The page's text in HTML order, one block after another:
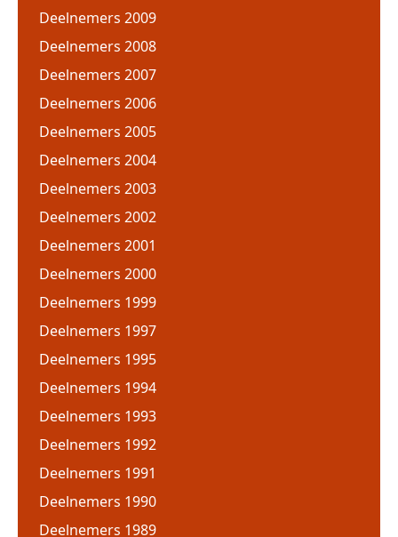
Deelnemers 2009
Deelnemers 2008
Deelnemers 2007
Deelnemers 2006
Deelnemers 2005
Deelnemers 2004
Deelnemers 2003
Deelnemers 2002
Deelnemers 2001
Deelnemers 2000
Deelnemers 1999
Deelnemers 1997
Deelnemers 1995
Deelnemers 1994
Deelnemers 1993
Deelnemers 1992
Deelnemers 1991
Deelnemers 1990
Deelnemers 1989